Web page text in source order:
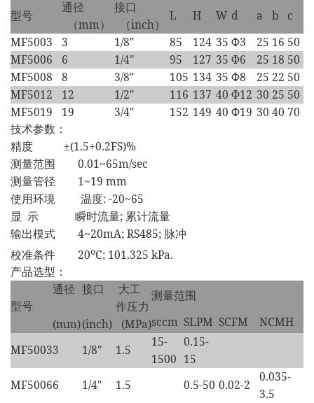
型号
通径
（mm）
接口
（inch）
L H W d a b
c
MF5003
3 1/8" 85 124 35 Φ3 25 16 50
MF5006
6 1/4" 95 127 35 Φ6 25 18 50
MF5008
8 3/8" 105 134 35 Φ8 25 22 50
MF5012
12 1/2" 116 137 40 Φ12 30 25 50
MF5019
19 3/4" 152 149 40 Φ19 30 40 70
技术参数：
精度±(1.5+0.2FS)%
测量范围 0.01~65m/sec
测量管径1~19 mm
使用环境 温度: -20~65
显 示 瞬时流量; 累计流量
输出模式4~20mA; RS485; 脉冲
校准条件20oC; 101.325 kPa.
产品选型：
型号
通径
(mm)
接口
(inch)
大工
作压力
(MPa)
测量范围
sccm SLPM SCFM
NCMH
MF50033 1/8" 1.5
15-
1500
0.15-
15
MF50066 1/4" 1.5 0.5-50 0.02-2
0.035-
3.5